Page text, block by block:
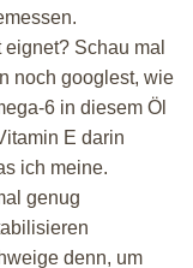
Schau mal
noch googlest, wie
6 in diesem Öl
E darin
ich meine.
genug
denn, um